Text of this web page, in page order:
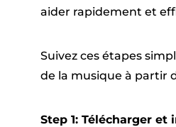
aider rapidement et
Suivez ces étapes
de la musique à partir
Step 1: Télécharger et